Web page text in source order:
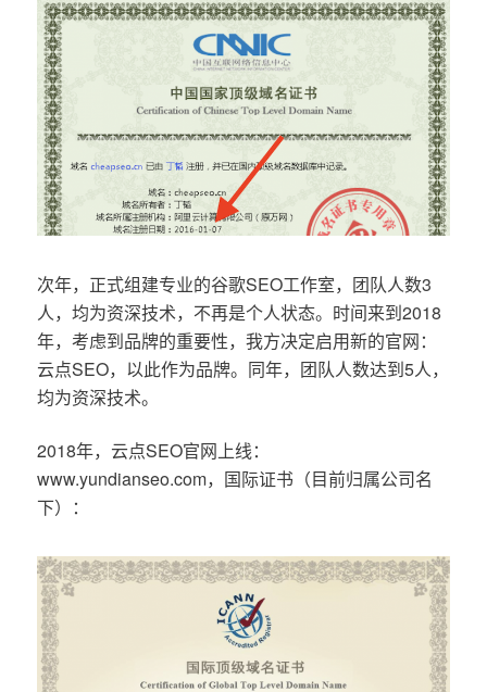
次年，正式组建专业的谷歌SEO工作室，团队人数3
人，均为资深技术，不再是个人状态。时间来到2018
年，考虑到品牌的重要性，我方决定启用新的官网：
云点SEO，以此作为品牌。同年，团队人数达到5人，
均为资深技术。
2018年，云点SEO官网上线：
www.yundianseo.com，国际证书（目前归属公司名
下）：